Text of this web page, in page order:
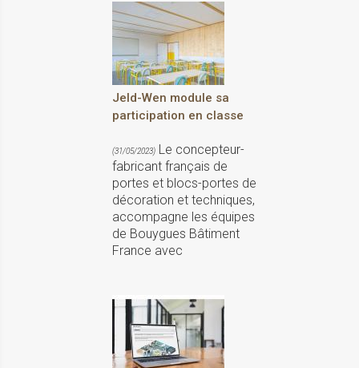
Jeld-Wen module sa
participation en classe
(31/05/2023) Le concepteur-
fabricant français de
portes et blocs-portes de
décoration et techniques,
accompagne les équipes
de Bouygues Bâtiment
France avec